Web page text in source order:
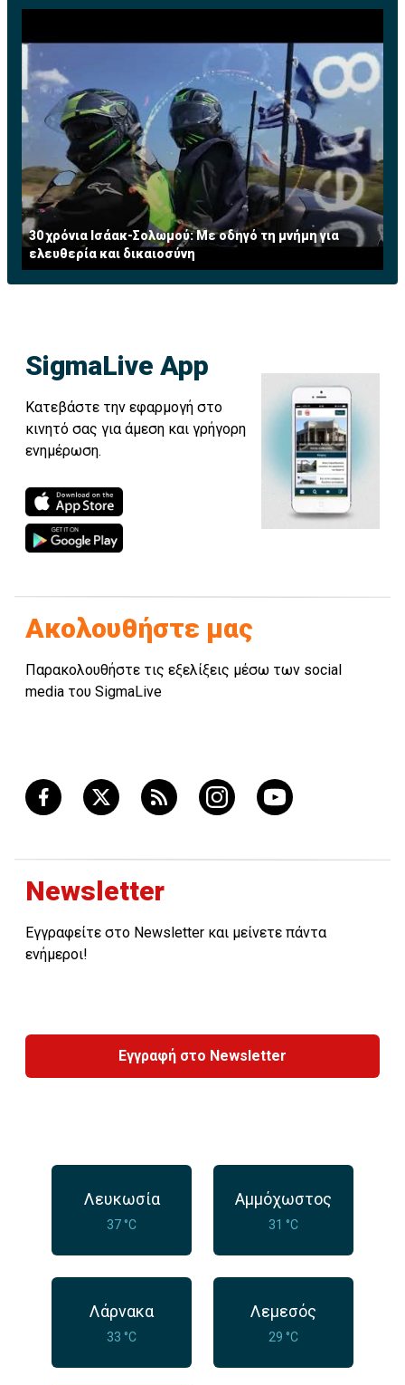
30 χρόνια Ισάακ-Σολωμού: Με οδηγό τη μνήμη για
ελευθερία και δικαιοσύνη
SigmaLive App
Κατεβάστε την εφαρμογή στο
κινητό σας για άμεση και γρήγορη
ενημέρωση.
Ακολουθήστε μας
Παρακολουθήστε τις εξελίξεις μέσω των social
media του SigmaLive
Newsletter
Εγγραφείτε στο Newsletter και μείνετε πάντα
ενήμεροι!
Εγγραφή στο Newsletter
Λευκωσία
37 °C
Αμμόχωστος
31 °C
Λάρνακα
33 °C
Λεμεσός
29 °C